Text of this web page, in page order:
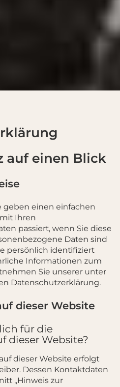
auf einen Blick
geben einen einfachen
Ihren
passiert, wenn Sie diese
Daten sind
persönlich identifiziert
Informationen zum
Sie unserer unter
Datenschutzerklärung.
dieser Website
für die
dieser Website?
dieser Website erfolgt
Dessen Kontaktdaten
„Hinweis zur